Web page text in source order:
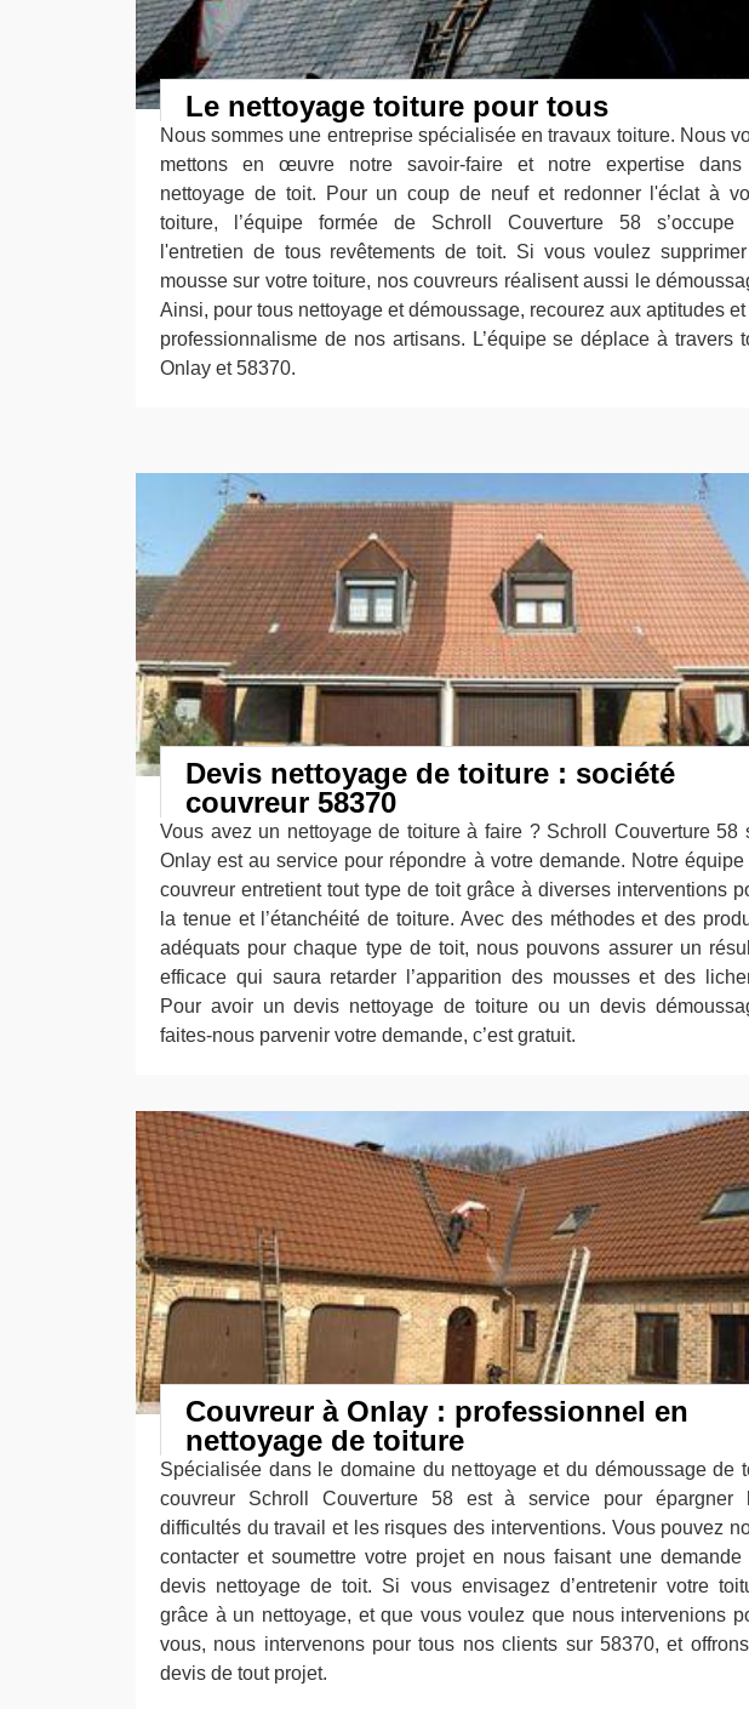
Le nettoyage toiture pour tous
Nous sommes une entreprise spécialisée en travaux toiture. Nous
mettons en œuvre notre savoir-faire et notre expertise
nettoyage de toit. Pour un coup de neuf et redonner l'éclat à
toiture, l’équipe formée de Schroll Couverture 58 s’occupe
l'entretien de tous revêtements de toit. Si vous voulez
mousse sur votre toiture, nos couvreurs réalisent aussi le
Ainsi, pour tous nettoyage et démoussage, recourez aux aptitudes et
professionnalisme de nos artisans. L’équipe se déplace à travers
Onlay et 58370.
Devis nettoyage de toiture : société
couvreur 58370
Vous avez un nettoyage de toiture à faire ? Schroll Couverture 58
Onlay est au service pour répondre à votre demande. Notre équipe
couvreur entretient tout type de toit grâce à diverses interventions
la tenue et l’étanchéité de toiture. Avec des méthodes et des
adéquats pour chaque type de toit, nous pouvons assurer un
efficace qui saura retarder l’apparition des mousses et des
Pour avoir un devis nettoyage de toiture ou un devis
faites-nous parvenir votre demande, c’est gratuit.
Couvreur à Onlay : professionnel en
nettoyage de toiture
Spécialisée dans le domaine du nettoyage et du démoussage de
couvreur Schroll Couverture 58 est à service pour épargner
difficultés du travail et les risques des interventions. Vous pouvez
contacter et soumettre votre projet en nous faisant une demande
devis nettoyage de toit. Si vous envisagez d’entretenir votre
grâce à un nettoyage, et que vous voulez que nous intervenions
vous, nous intervenons pour tous nos clients sur 58370, et
devis de tout projet.